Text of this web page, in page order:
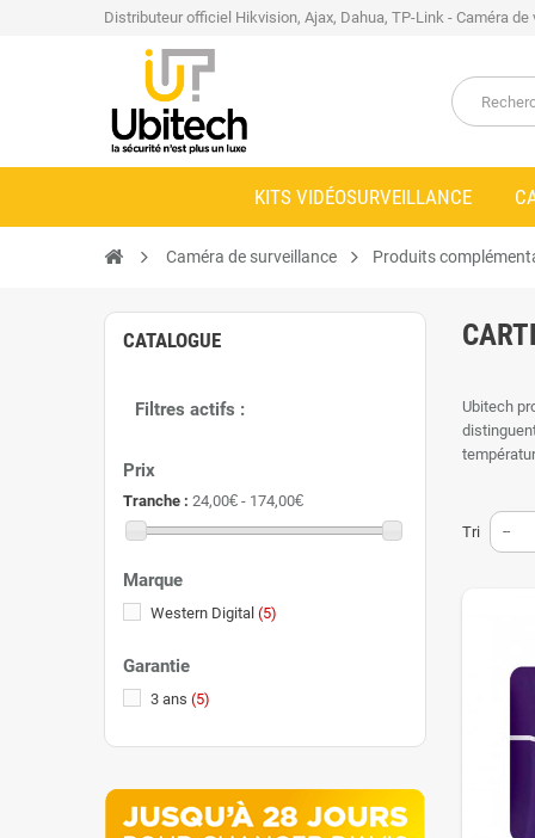
Distributeur officiel Hikvision, Ajax, Dahua, TP-Link - Caméra
KITS VIDÉOSURVEILLANCE
Caméra de surveillance Produits
Ubitech
Toutes
lesquels
Les
Tri --
CATALOGUE
Filtres actifs :
Prix
Tranche : 24,00€ - 174,00€
Marque
Western Digital (5)
Garantie
3 ans (5)